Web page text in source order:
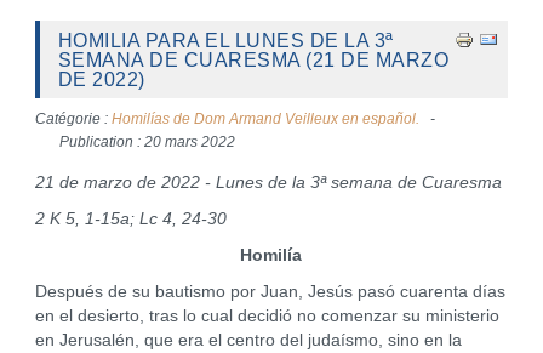
HOMILIA PARA EL LUNES DE LA 3ª
SEMANA DE CUARESMA (21 DE MARZO
DE 2022)
Catégorie : Homilías de Dom Armand Veilleux en español.
Publication : 20 mars 2022
21 de marzo de 2022 - Lunes de la 3ª semana de Cuaresma
2 K 5, 1-15a; Lc 4, 24-30
Homilía
Después de su bautismo por Juan, Jesús pasó cuarenta días
en el desierto, tras lo cual decidió no comenzar su ministerio
en Jerusalén, que era el centro del judaísmo, sino en la